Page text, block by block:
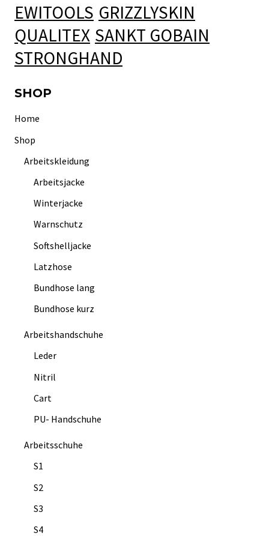
EWITOOLS GRIZZLYSKIN
QUALITEX SANKT GOBAIN
STRONGHAND
SHOP
Home
Shop
Arbeitskleidung
Arbeitsjacke
Winterjacke
Warnschutz
Softshelljacke
Latzhose
Bundhose lang
Bundhose kurz
Arbeitshandschuhe
Leder
Nitril
Cart
PU- Handschuhe
Arbeitsschuhe
S1
S2
S3
S4